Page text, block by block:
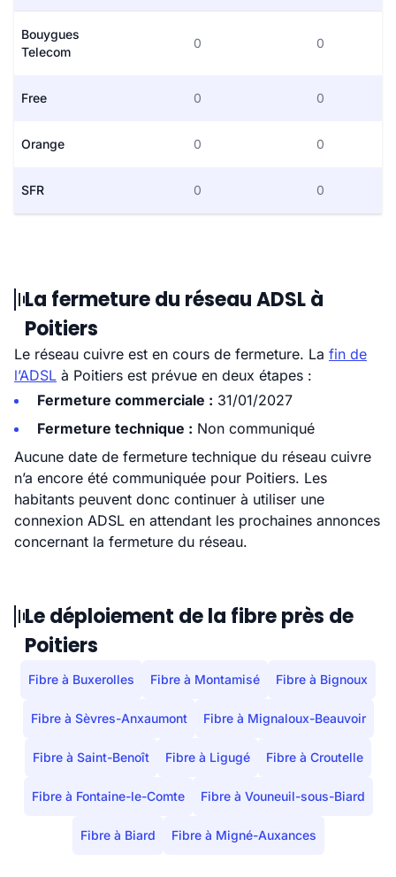
Bouygues
Telecom
0 0
Free 0 0
Orange 0 0
SFR 0 0
La fermeture du réseau ADSL à
Poitiers
Le réseau cuivre est en cours de fermeture. La fin de
l’ADSL à Poitiers est prévue en deux étapes :
Fermeture commerciale : 31/01/2027
Fermeture technique : Non communiqué
Aucune date de fermeture technique du réseau cuivre
n’a encore été communiquée pour Poitiers. Les
habitants peuvent donc continuer à utiliser une
connexion ADSL en attendant les prochaines annonces
concernant la fermeture du réseau.
Le déploiement de la fibre près de
Poitiers
Fibre à Buxerolles Fibre à Montamisé Fibre à Bignoux
Fibre à Sèvres-Anxaumont Fibre à Mignaloux-Beauvoir
Fibre à Saint-Benoît Fibre à Ligugé Fibre à Croutelle
Fibre à Fontaine-le-Comte Fibre à Vouneuil-sous-Biard
Fibre à Biard Fibre à Migné-Auxances